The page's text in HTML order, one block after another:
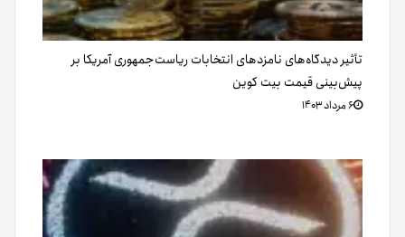
تأثیر دیدگاه‌های نامزدهای انتخابات ریاست‌جمهوری آمریکا بر
پیش‌بینی قیمت بیت کوین
۶ مرداد ۱۴۰۳